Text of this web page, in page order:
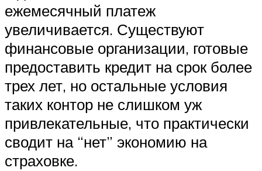
ежемесячный платеж
увеличивается. Существуют
финансовые организации, готовые
предоставить кредит на срок более
трех лет, но остальные условия
таких контор не слишком уж
привлекательные, что практически
сводит на “нет” экономию на
страховке.